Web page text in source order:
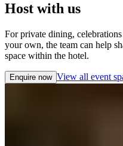
Host with us​​​​‌ ‍ ​‍​‍‌‍ ‌ ​‍‌‍‍‌‌‍‌ ‌‍‍‌‌‍ ‍​‍​‍​ ‍‍​‍​‍‌ ​ ‌‍​‌‌‍ ‍‌‍‍‌‌ ‌​‌ ‍‌​‍ ‍‌‍‍‌‌‍ ​‍​‍​‍ ​​‍​‍‌‍‍​‌ ​‍‌‍‌‌‌‍‌‍​‍​‍​ ‍‍​‍​‍‌‍‍​‌ ‌​‌ ‌​‌ ​​‌ ​ ​ ‍‍​‍ ​‍ ‌‍ ​​‍ ‌‌‍​‌‌‍ ‍‌‍‌​​‍ ‌‌ ​‍​‍ ‌‌‍‍​‌‍ ‌ ‌​‌‍‌‌‌‍ ​‌ ​ ​‍ ‌‌ ​ ‌ ‌​‌ ‌‌‌‍‌​‌‍‍‌‌‍ ​‍ ‍‌ ‌‍‌‍‌‌‌ ​‍‌‍​ ‌‍‌‌‌‍ ​​‍ ‍‌‍​‌‌ ​​‌ ​​​‍ ‌‍‍‌‌‍ ‍‌ ‌​‌‍‌‌‌‍ ‍‌ ‌​​‍ ‌‍‌‌‌‍‌​‌‍‍‌‌ ‌​​‍ ‌‍ ‌‌‍ ‌‍‌​‌‍‌‌​ ‌‌ ​​‌ ​‍‌‍‌‌‌ ​ ‌‍‌‌‌‍ ‍‌ ‌​‌‍​‌‌ ‌​‌‍‍‌‌‍ ‌‍ ‍​ ‍ ‌‍‍‌‌‍‌​​ ‌‌‍​‍​ ‍‌‌‍​‌​ ‌‍​ ‌‌​ ‌ ‌‍‌‌​ ‌‌​‍ ‌​ ​‍‌‍‌​​ ‌‌​ ‍‌​‍ ‌​ ‌​‌‍​‍‌‍​ ​ ​‍​‍ ‌​ ‍​​ ‍‌​ ​ ​ ‌ ​‍ ‌‌‍​‌‌‍​‌​ ‍​‌‍‌‍‌‍‌‍‌‍​‌​ ‍‌‌‍​ ​ ‌‌‌‍‌‌​ ‌ ‌‍​‌​ ‍ ‌ ‌​‌ ‍‌‌ ​​‌‍‌‌​ ‌‌‍‍​‌‍ ‌ ‌​‌‍‌‌‌‍ ​‌‌​ ‌‍‍‌‌ ‌​‌‍‌‌‌‌​​‌‍​‌‌‍‌ ‌‍‌‌​ ‍ ‌ ​​‌‍​‌‌ ‌​‌‍‍​​ ‌‌ ​​‌‍​‌‌‍‌ ‌‍‌‌‌​​‍‌ ‌‌‌‍‍‌‌‍ ​‌‍‌​‌‍‌‌‌ ​‍​‍‌‌​ ‌‌‌​​‍‌‌ ‌‍‍ ‌‍‌‌‌ ‍‌​‍‌‌​ ​ ‌​‌​​‍‌‌​ ​ ‌​‌​​‍‌‌​ ​‍​ ​‍‌‍‌‌​ ‌‌​ ​​​ ‌​​ ​‌‌‍‌‍‌‍​ ​ ‍‌​ ​​​ ​‍‌‍​‌​ ‌ ​‍‌‌​ ​‍​ ​‍​‍‌‌​ ‌‌‌​‌​​‍ ‍‌‍‍​‌‍‌‌‌‍​‌‌‍‌​‌‍‍‌‌‍ ‍‌‍‌ ​ ‌‍​‍‌‍​‌‌ ​ ‌‍‌‌‌‌‌‌‌ ​‍‌‍ ​​ ‌‌‍‍​‌ ‌​‌ ‌​‌ ​​‌ ​ ​‍‌‌​ ​ ‌​​‌​‍‌‌​ ​‍‌​‌‍​‍‌‌​ ​‍‌​‌‍‌‍ ​​‍ ‌‌‍​‌‌‍ ‍‌‍‌​​‍ ‌‌ ​‍​‍ ‌‌‍‍​‌‍ ‌ ‌​‌‍‌‌‌‍ ​‌ ​ ​‍ ‌‌ ​ ‌ ‌​‌ ‌‌‌‍‌​‌‍‍‌‌‍ ​‍ ‍‌ ‌‍‌‍‌‌‌ ​‍‌‍​ ‌‍‌‌‌‍ ​​‍ ‍‌‍​‌‌ ​​‌ ​​​‍‌‍‌‍‍‌‌‍‌​​ ‌‌‍​‍​ ‍‌‌‍​‌​ ‌‍​ ‌‌​ ‌ ‌‍‌‌​ ‌‌​‍ ‌​ ​‍‌‍‌​​ ‌‌​ ‍‌​‍ ‌​ ‌​‌‍​‍‌‍​ ​ ​‍​‍ ‌​ ‍​​ ‍‌​ ​ ​ ‌ ​‍ ‌‌‍​‌‌‍​‌​ ‍​‌‍‌‍‌‍‌‍‌‍​‌​ ‍‌‌‍​ ​ ‌‌‌‍‌‌​ ‌ ‌‍​‌​‍‌‍‌ ‌​‌ ‍‌‌ ​​‌‍‌‌​ ‌‌‍‍​‌‍ ‌ ‌​‌‍‌‌‌‍ ​‌‌​ ‌‍‍‌‌ ‌​‌‍‌‌‌‌​​‌‍​‌‌‍‌ ‌‍‌‌​‍‌‍‌ ​​‌‍​‌‌ ‌​‌‍‍​​ ‌‌ ​​‌‍​‌‌‍‌ ‌‍‌‌‌​​‍‌ ‌‌‌‍‍‌‌‍ ​‌‍‌​‌‍‌‌‌ ​‍​‍‌‌​ ‌‌‌​​‍‌‌ ‌‍‍ ‌‍‌‌‌ ‍‌​‍‌‌​ ​ ‌​‌​​‍‌‌​ ​ ‌​‌​​‍‌‌​ ​‍​ ​‍‌‍‌‌​ ‌‌​ ​​​ ‌​​ ​‌‌‍‌‍‌‍​ ​ ‍‌​ ​​​ ​‍‌‍​‌​ ‌ ​‍‌‌​ ​‍​ ​‍​‍‌‌​ ‌‌‌​‌​​‍ ‍‌‍‍​‌‍‌‌‌‍​‌‌‍‌​‌‍‍‌‌‍ ‍‌‍‌ ​‍‌‍‌ ​​‌‍‌‌‌ ​‍‌ ​ ‌ ​​‌‍‌‌‌‍​ ‌ ‌​‌‍‍‌‌ ‌‍‌‍‌‌​ ‌‌ ​​‌ ‌‌‌‍​‍‌‍ ​‌‍‍‌‌ ​ ‌‍‍​‌‍‌‌‌‍‌​​‍​‍‌ ‌
For private dining,
your own, the team can help
space within the hotel.​​​​‌ ‍ ​‍​‍‌‍ ‌ ​‍‌‍‍‌‌‍‌ ‌‍‍‌‌‍ ‍​‍​‍​ ‍‍​‍​‍‌ ​ ‌‍​‌‌‍ ‍‌‍‍‌‌ ‌​‌ ‍‌​‍ ‍‌‍‍‌‌‍ ​‍​‍​‍ ​​‍​‍‌‍‍​‌ ​‍‌‍‌‌‌‍‌‍​‍​‍​ ‍‍​‍​‍‌‍‍​‌ ‌​‌ ‌​‌ ​​‌ ​ ​ ‍‍​‍ ​‍ ‌‍ ​​‍ ‌‌‍​‌‌‍ ‍‌‍‌​​‍ ‌‌ ​‍​‍ ‌‌‍‍​‌‍ ‌ ‌​‌‍‌‌‌‍ ​‌ ​ ​‍ ‌‌ ​ ‌ ‌​‌ ‌‌‌‍‌​‌‍‍‌‌‍ ​‍ ‍‌ ‌‍‌‍‌‌‌ ​‍‌‍​ ‌‍‌‌‌‍ ​​‍ ‍‌‍​‌‌ ​​‌ ​​​‍ ‌‍‍‌‌‍ ‍‌ ‌​‌‍‌‌‌‍ ‍‌ ‌​​‍ ‌‍‌‌‌‍‌​‌‍‍‌‌ ‌​​‍ ‌‍ ‌‌‍ ‌‍‌​‌‍‌‌​ ‌‌ ​​‌ ​‍‌‍‌‌‌ ​ ‌‍‌‌‌‍ ‍‌ ‌​‌‍​‌‌ ‌​‌‍‍‌‌‍ ‌‍ ‍​ ‍ ‌‍‍‌‌‍‌​​ ‌‌‍​‍​ ‍‌‌‍​‌​ ‌‍​ ‌‌​ ‌ ‌‍‌‌​ ‌‌​‍ ‌​ ​‍‌‍‌​​ ‌‌​ ‍‌​‍ ‌​ ‌​‌‍​‍‌‍​ ​ ​‍​‍ ‌​ ‍​​ ‍‌​ ​ ​ ‌ ​‍ ‌‌‍​‌‌‍​‌​ ‍​‌‍‌‍‌‍‌‍‌‍​‌​ ‍‌‌‍​ ​ ‌‌‌‍‌‌​ ‌ ‌‍​‌​ ‍ ‌ ‌​‌ ‍‌‌ ​​‌‍‌‌​ ‌‌‍‍​‌‍ ‌ ‌​‌‍‌‌‌‍ ​‌‌​ ‌‍‍‌‌ ‌​‌‍‌‌‌‌​​‌‍​‌‌‍‌ ‌‍‌‌​ ‍ ‌ ​​‌‍​‌‌ ‌​‌‍‍​​ ‌‌ ​​‌‍​‌‌‍‌ ‌‍‌‌‌​​‍‌ ‌‌‌‍‍‌‌‍ ​‌‍‌​‌‍‌‌‌ ​‍​‍‌‌​ ‌‌‌​​‍‌‌ ‌‍‍ ‌‍‌‌‌ ‍‌​‍‌‌​ ​ ‌​‌​​‍‌‌​ ​ ‌​‌​​‍‌‌​ ​‍​ ​‍‌‍‌‌​ ‌‌​ ​​​ ‌​​ ​‌‌‍‌‍‌‍​ ​ ‍‌​ ​​​ ​‍‌‍​‌​ ‌ ​‍‌‌​ ​‍​ ​‍​‍‌‌​ ‌‌‌​‌​​‍ ‍‌‍​‍‌‍ ‌‍‌​‌ ‍‌​ ‌‍​‍‌‍​‌‌ ​ ‌‍‌‌‌‌‌‌‌ ​‍‌‍ ​​ ‌‌‍‍​‌ ‌​‌ ‌​‌ ​​‌ ​ ​‍‌‌​ ​ ‌​​‌​‍‌‌​ ​‍‌​‌‍​‍‌‌​ ​‍‌​‌‍‌‍ ​​‍ ‌‌‍​‌‌‍ ‍‌‍‌​​‍ ‌‌ ​‍​‍ ‌‌‍‍​‌‍ ‌ ‌​‌‍‌‌‌‍ ​‌ ​ ​‍ ‌‌ ​ ‌ ‌​‌ ‌‌‌‍‌​‌‍‍‌‌‍ ​‍ ‍‌ ‌‍‌‍‌‌‌ ​‍‌‍​ ‌‍‌‌‌‍ ​​‍ ‍‌‍​‌‌ ​​‌ ​​​‍‌‍‌‍‍‌‌‍‌​​ ‌‌‍​‍​ ‍‌‌‍​‌​ ‌‍​ ‌‌​ ‌ ‌‍‌‌​ ‌‌​‍ ‌​ ​‍‌‍‌​​ ‌‌​ ‍‌​‍ ‌​ ‌​‌‍​‍‌‍​ ​ ​‍​‍ ‌​ ‍​​ ‍‌​ ​ ​ ‌ ​‍ ‌‌‍​‌‌‍​‌​ ‍​‌‍‌‍‌‍‌‍‌‍​‌​ ‍‌‌‍​ ​ ‌‌‌‍‌‌​ ‌ ‌‍​‌​‍‌‍‌ ‌​‌ ‍‌‌ ​​‌‍‌‌​ ‌‌‍‍​‌‍ ‌ ‌​‌‍‌‌‌‍ ​‌‌​ ‌‍‍‌‌ ‌​‌‍‌‌‌‌​​‌‍​‌‌‍‌ ‌‍‌‌​‍‌‍‌ ​​‌‍​‌‌ ‌​‌‍‍​​ ‌‌ ​​‌‍​‌‌‍‌ ‌‍‌‌‌​​‍‌ ‌‌‌‍‍‌‌‍ ​‌‍‌​‌‍‌‌‌ ​‍​‍‌‌​ ‌‌‌​​‍‌‌ ‌‍‍ ‌‍‌‌‌ ‍‌​‍‌‌​ ​ ‌​‌​​‍‌‌​ ​ ‌​‌​​‍‌‌​ ​‍​ ​‍‌‍‌‌​ ‌‌​ ​​​ ‌​​ ​‌‌‍‌‍‌‍​ ​ ‍‌​ ​​​ ​‍‌‍​‌​ ‌ ​‍‌‌​ ​‍​ ​‍​‍‌‌​ ‌‌‌​‌​​‍ ‍‌‍​‍‌‍ ‌‍‌​‌ ‍‌​‍‌‍‌ ​​‌‍‌‌‌ ​‍‌ ​ ‌ ​​‌‍‌‌‌‍​ ‌ ‌​‌‍‍‌‌ ‌‍‌‍‌‌​ ‌‌ ​​‌ ‌‌‌‍​‍‌‍ ​‌‍‍‌‌ ​ ‌‍‍​‌‍‌‌‌‍‌​​‍​‍‌ ‌
Enquire now​​​​‌ ‍ ​‍​‍‌‍ ‌ ​‍‌‍‍‌‌‍‌ ‌‍‍‌‌‍ ‍​‍​‍​ ‍‍​‍​‍‌ ​ ‌‍​‌‌‍ ‍‌‍‍‌‌ ‌​‌ ‍‌​‍ ‍‌‍‍‌‌‍ ​‍​‍​‍ ​​‍​‍‌‍‍​‌ ​‍‌‍‌‌‌‍‌‍​‍​‍​ ‍‍​‍​‍‌‍‍​‌ ‌​‌ ‌​‌ ​​‌ ​ ​ ‍‍​‍ ​‍ ‌‍ ​​‍ ‌‌‍​‌‌‍ ‍‌‍‌​​‍ ‌‌ ​‍​‍ ‌‌‍‍​‌‍ ‌ ‌​‌‍‌‌‌‍ ​‌ ​ ​‍ ‌‌ ​ ‌ ‌​‌ ‌‌‌‍‌​‌‍‍‌‌‍ ​‍ ‍‌ ‌‍‌‍‌‌‌ ​‍‌‍​ ‌‍‌‌‌‍ ​​‍ ‍‌‍​‌‌ ​​‌ ​​​‍ ‌‍‍‌‌‍ ‍‌ ‌​‌‍‌‌‌‍ ‍‌ ‌​​‍ ‌‍‌‌‌‍‌​‌‍‍‌‌ ‌​​‍ ‌‍ ‌‌‍ ‌‍‌​‌‍‌‌​ ‌‌ ​​‌ ​‍‌‍‌‌‌ ​ ‌‍‌‌‌‍ ‍‌ ‌​‌‍​‌‌ ‌​‌‍‍‌‌‍ ‌‍ ‍​ ‍ ‌‍‍‌‌‍‌​​ ‌‌‍​‍​ ‍‌‌‍​‌​ ‌‍​ ‌‌​ ‌ ‌‍‌‌​ ‌‌​‍ ‌​ ​‍‌‍‌​​ ‌‌​ ‍‌​‍ ‌​ ‌​‌‍​‍‌‍​ ​ ​‍​‍ ‌​ ‍​​ ‍‌​ ​ ​ ‌ ​‍ ‌‌‍​‌‌‍​‌​ ‍​‌‍‌‍‌‍‌‍‌‍​‌​ ‍‌‌‍​ ​ ‌‌‌‍‌‌​ ‌ ‌‍​‌​ ‍ ‌ ‌​‌ ‍‌‌ ​​‌‍‌‌​ ‌‌‍‍​‌‍ ‌ ‌​‌‍‌‌‌‍ ​‌‌​ ‌‍‍‌‌ ‌​‌‍‌‌‌‌​​‌‍​‌‌‍‌ ‌‍‌‌​ ‍ ‌ ​​‌‍​‌‌ ‌​‌‍‍​​ ‌‌ ​​‌‍​‌‌‍‌ ‌‍‌‌‌​​‍‌ ‌‌‌‍‍‌‌‍ ​‌‍‌​‌‍‌‌‌ ​‍​‍‌‌​ ‌‌‌​​‍‌‌ ‌‍‍ ‌‍‌‌‌ ‍‌​‍‌‌​ ​ ‌​‌​​‍‌‌​ ​ ‌​‌​​‍‌‌​ ​‍​ ​‍‌‍‌‌​ ‌‌​ ​​​ ‌​​ ​‌‌‍‌‍‌‍​ ​ ‍‌​ ​​​ ​‍‌‍​‌​ ‌ ​‍‌‌​ ​‍​ ​‍​‍‌‌​ ‌‌‌​‌​​‍ ‍‌ ​​‌ ​‍‌‍‍‌‌‍ ‌‌‍​‌‌ ​‍‌ ‍‌‌​​ ‌ ‌​‌‍​‌​‍ ‍‌‍ ​‌‍​‌‌‍​‍‌‍‌‌‌‍ ​​ ‌‍​‍‌‍​‌‌ ​ ‌‍‌‌‌‌‌‌‌ ​‍‌‍ ​​ ‌‌‍‍​‌ ‌​‌ ‌​‌ ​​‌ ​ ​‍‌‌​ ​ ‌​​‌​‍‌‌​ ​‍‌​‌‍​‍‌‌​ ​‍‌​‌‍‌‍ ​​‍ ‌‌‍​‌‌‍ ‍‌‍‌​​‍ ‌‌ ​‍​‍ ‌‌‍‍​‌‍ ‌ ‌​‌‍‌‌‌‍ ​‌ ​ ​‍ ‌‌ ​ ‌ ‌​‌ ‌‌‌‍‌​‌‍‍‌‌‍ ​‍ ‍‌ ‌‍‌‍‌‌‌ ​‍‌‍​ ‌‍‌‌‌‍ ​​‍ ‍‌‍​‌‌ ​​‌ ​​​‍‌‍‌‍‍‌‌‍‌​​ ‌‌‍​‍​ ‍‌‌‍​‌​ ‌‍​ ‌‌​ ‌ ‌‍‌‌​ ‌‌​‍ ‌​ ​‍‌‍‌​​ ‌‌​ ‍‌​‍ ‌​ ‌​‌‍​‍‌‍​ ​ ​‍​‍ ‌​ ‍​​ ‍‌​ ​ ​ ‌ ​‍ ‌‌‍​‌‌‍​‌​ ‍​‌‍‌‍‌‍‌‍‌‍​‌​ ‍‌‌‍​ ​ ‌‌‌‍‌‌​ ‌ ‌‍​‌​‍‌‍‌ ‌​‌ ‍‌‌ ​​‌‍‌‌​ ‌‌‍‍​‌‍ ‌ ‌​‌‍‌‌‌‍ ​‌‌​ ‌‍‍‌‌ ‌​‌‍‌‌‌‌​​‌‍​‌‌‍‌ ‌‍‌‌​‍‌‍‌ ​​‌‍​‌‌ ‌​‌‍‍​​ ‌‌ ​​‌‍​‌‌‍‌ ‌‍‌‌‌​​‍‌ ‌‌‌‍‍‌‌‍ ​‌‍‌​‌‍‌‌‌ ​‍​‍‌‌​ ‌‌‌​​‍‌‌ ‌‍‍ ‌‍‌‌‌ ‍‌​‍‌‌​ ​ ‌​‌​​‍‌‌​ ​ ‌​‌​​‍‌‌​ ​‍​ ​‍‌‍‌‌​ ‌‌​ ​​​ ‌​​ ​‌‌‍‌‍‌‍​ ​ ‍‌​ ​​​ ​‍‌‍​‌​ ‌ ​‍‌‌​ ​‍​ ​‍​‍‌‌​ ‌‌‌​‌​​‍ ‍‌ ​​‌ ​‍‌‍‍‌‌‍ ‌‌‍​‌‌ ​‍‌ ‍‌‌​​ ‌ ‌​‌‍​‌​‍ ‍‌‍ ​‌‍​‌‌‍​‍‌‍‌‌‌‍ ​​‍‌‍‌ ​​‌‍‌‌‌ ​‍‌ ​ ‌ ​​‌‍‌‌‌‍​ ‌ ‌​‌‍‍‌‌ ‌‍‌‍‌‌​ ‌‌ ​​‌ ‌‌‌‍​‍‌‍ ​‌‍‍‌‌ ​ ‌‍‍​‌‍‌‌‌‍‌​​‍​‍‌ ‌ View all event spaces​​​​‌